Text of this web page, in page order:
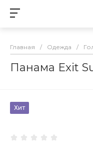
Главная / Одежда /
Панама Exit
Хит